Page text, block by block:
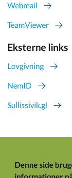
Webmail
TeamViewer
Eksterne links
Lovgivning
NemID
Sullissivik.gl
Denne side